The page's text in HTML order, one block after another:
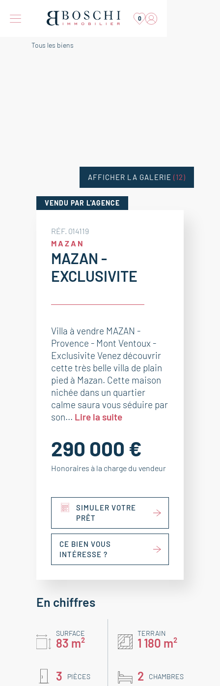
0
Tous les biens
VENDU PAR L'AGENCE
RÉF. 014119
MAZAN
MAZAN -
EXCLUSIVITE
Villa à vendre MAZAN -
Provence - Mont Ventoux -
Exclusivite Venez découvrir
cette très belle villa de plain
pied à Mazan. Cette maison
nichée dans un quartier
calme saura vous séduire par
son... Lire la suite
290 000 €
Honoraires à la charge du vendeur
SIMULER VOTRE
PRÊT
CE BIEN VOUS
INTÉRESSE ?
AFFICHER LA GALERIE (12)
En chiffres
SURFACE
83 m²
TERRAIN
1 180 m²
3 PIÈCES 2 CHAMBRES